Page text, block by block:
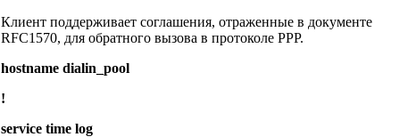
Клиент поддерживает соглашения, отраженные в документе
RFC1570, для обратного вызова в протоколе PPP.
hostname dialin_pool
!
service time log